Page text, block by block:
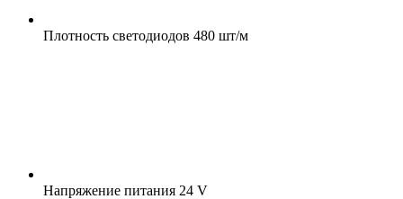
Плотность светодиодов 480 шт/м
Напряжение питания 24 V